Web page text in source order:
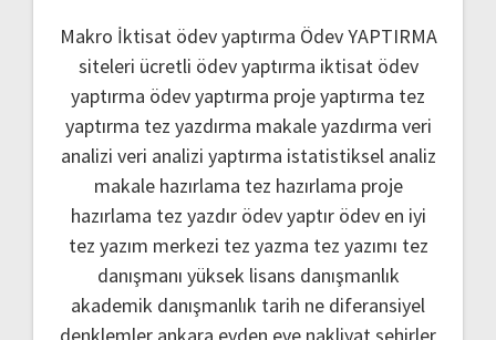
Makro İktisat ödev yaptırma Ödev YAPTIRMA
siteleri ücretli ödev yaptırma iktisat ödev
yaptırma ödev yaptırma proje yaptırma tez
yaptırma tez yazdırma makale yazdırma veri
analizi veri analizi yaptırma istatistiksel analiz
makale hazırlama tez hazırlama proje
hazırlama tez yazdır ödev yaptır ödev en iyi
tez yazım merkezi tez yazma tez yazımı tez
danışmanı yüksek lisans danışmanlık
akademik danışmanlık tarih ne diferansiyel
denklemler ankara evden eve nakliyatşehirler